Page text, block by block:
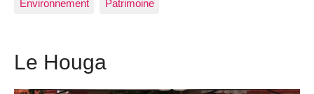
Environnement Patrimoine
Le Houga